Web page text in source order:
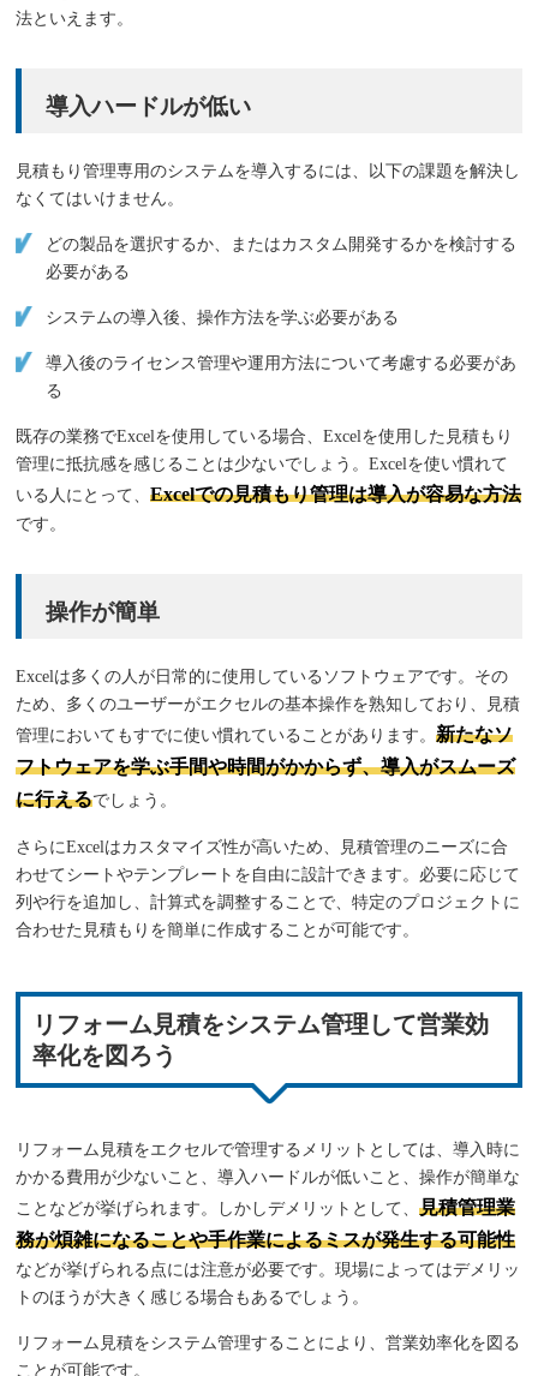
法といえます。
導入ハードルが低い
見積もり管理専用のシステムを導入するには、以下の課題を解決し
なくてはいけません。
どの製品を選択するか、またはカスタム開発するかを検討する
必要がある
システムの導入後、操作方法を学ぶ必要がある
導入後のライセンス管理や運用方法について考慮する必要があ
る
既存の業務でExcelを使用している場合、Excelを使用した見積もり
管理に抵抗感を感じることは少ないでしょう。Excelを使い慣れて
いる人にとって、Excelでの見積もり管理は導入が容易な方法
です。
操作が簡単
Excelは多くの人が日常的に使用しているソフトウェアです。その
ため、多くのユーザーがエクセルの基本操作を熟知しており、見積
管理においてもすでに使い慣れていることがあります。新たなソ
フトウェアを学ぶ手間や時間がかからず、導入がスムーズ
に行えるでしょう。
さらにExcelはカスタマイズ性が高いため、見積管理のニーズに合
わせてシートやテンプレートを自由に設計できます。必要に応じて
列や行を追加し、計算式を調整することで、特定のプロジェクトに
合わせた見積もりを簡単に作成することが可能です。
リフォーム見積をシステム管理して営業効
率化を図ろう
リフォーム見積をエクセルで管理するメリットとしては、導入時に
かかる費用が少ないこと、導入ハードルが低いこと、操作が簡単な
ことなどが挙げられます。しかしデメリットとして、見積管理業
務が煩雑になることや手作業によるミスが発生する可能性
などが挙げられる点には注意が必要です。現場によってはデメリッ
トのほうが大きく感じる場合もあるでしょう。
リフォーム見積をシステム管理することにより、営業効率化を図る
ことが可能です。